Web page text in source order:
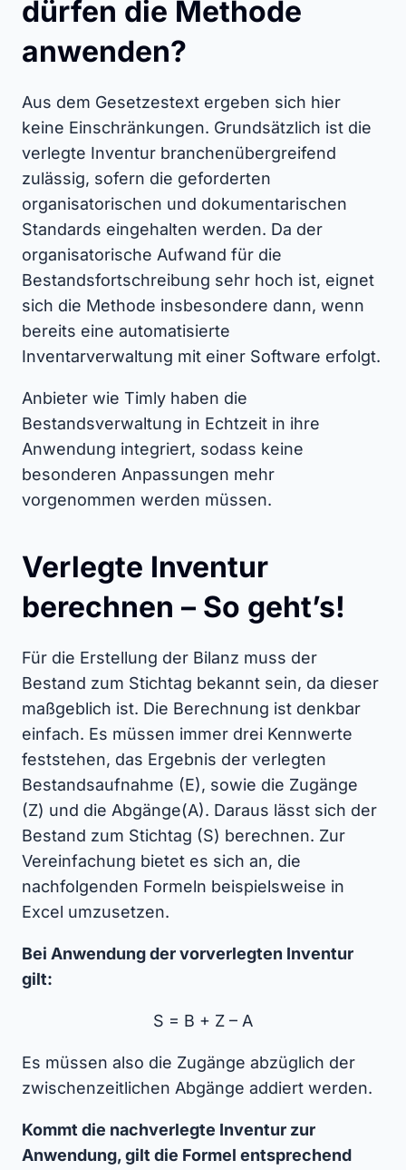
dürfen die Methode
anwenden?
Aus dem Gesetzestext ergeben sich hier
keine Einschränkungen. Grundsätzlich ist die
verlegte Inventur branchenübergreifend
zulässig, sofern die geforderten
organisatorischen und dokumentarischen
Standards eingehalten werden. Da der
organisatorische Aufwand für die
Bestandsfortschreibung sehr hoch ist, eignet
sich die Methode insbesondere dann, wenn
bereits eine automatisierte
Inventarverwaltung mit einer Software erfolgt.
Anbieter wie Timly haben die
Bestandsverwaltung in Echtzeit in ihre
Anwendung integriert, sodass keine
besonderen Anpassungen mehr
vorgenommen werden müssen.
Verlegte Inventur
berechnen – So geht’s!
Für die Erstellung der Bilanz muss der
Bestand zum Stichtag bekannt sein, da dieser
maßgeblich ist. Die Berechnung ist denkbar
einfach. Es müssen immer drei Kennwerte
feststehen, das Ergebnis der verlegten
Bestandsaufnahme (E), sowie die Zugänge
(Z) und die Abgänge(A). Daraus lässt sich der
Bestand zum Stichtag (S) berechnen. Zur
Vereinfachung bietet es sich an, die
nachfolgenden Formeln beispielsweise in
Excel umzusetzen.
Bei Anwendung der vorverlegten Inventur
gilt:
S = B + Z – A
Es müssen also die Zugänge abzüglich der
zwischenzeitlichen Abgänge addiert werden.
Kommt die nachverlegte Inventur zur
Anwendung, gilt die Formel entsprechend